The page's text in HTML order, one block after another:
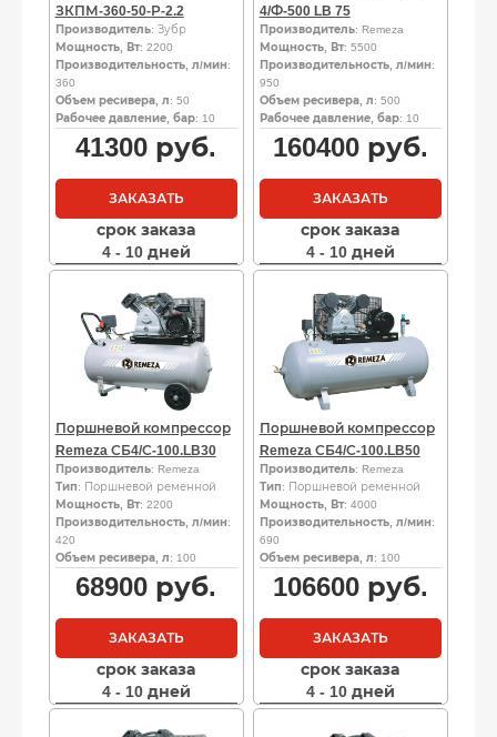
ЗКПМ-360-50-Р-2.2
Производитель: Зубр
Мощность, Вт: 2200
Производительность, л/мин:
360
Объем ресивера, л: 50
Рабочее давление, бар: 10
41300 руб.
ЗАКАЗАТЬ
срок заказа
4 - 10 дней
4/Ф-500 LB 75
Производитель: Remeza
Мощность, Вт: 5500
Производительность, л/мин:
950
Объем ресивера, л: 500
Рабочее давление, бар: 10
160400руб.
ЗАКАЗАТЬ
срок заказа
4 - 10 дней
Поршневой компрессор
Remeza СБ4/С-100.LB30
Производитель: Remeza
Тип: Поршневой ременной
Мощность, Вт: 2200
Производительность, л/мин:
420
Объем ресивера, л: 100
68900 руб.
ЗАКАЗАТЬ
срок заказа
4 - 10 дней
Поршневой компрессор
Remeza СБ4/С-100.LB50
Производитель: Remeza
Тип: Поршневой ременной
Мощность, Вт: 4000
Производительность, л/мин:
690
Объем ресивера, л: 100
106600руб.
ЗАКАЗАТЬ
срок заказа
4 - 10 дней